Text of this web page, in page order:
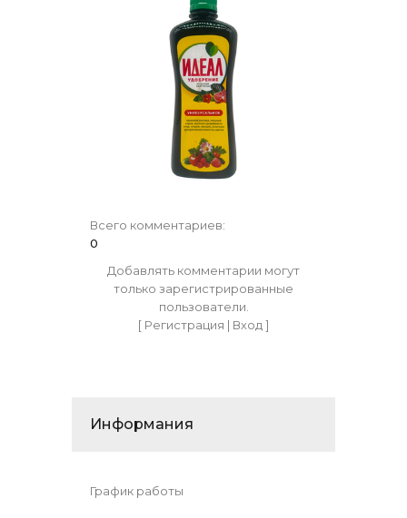
Всего комментариев:
0
Добавлять комментарии могут
только зарегистрированные
пользователи.
[ Регистрация | Вход]
Информания
График работы